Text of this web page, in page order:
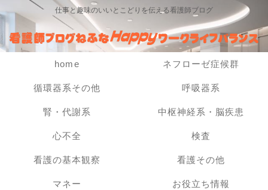
仕事と趣味のいいとこどりを伝える看護師ブログ
home ネフローゼ症候群
循環器系その他 呼吸器系
腎・代謝系 中枢神経系・脳疾患
心不全 検査
看護の基本観察 看護その他
マネー お役立ち情報